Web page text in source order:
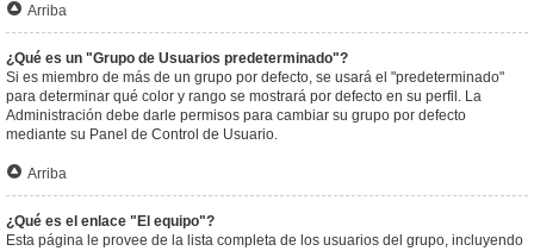
Arriba
¿Qué es un "Grupo de Usuarios predeterminado"?
Si es miembro de más de un grupo por defecto, se usará el "predeterminado"
para determinar qué color y rango se mostrará por defecto en su perfil. La
Administración debe darle permisos para cambiar su grupo por defecto
mediante su Panel de Control de Usuario.
Arriba
¿Qué es el enlace "El equipo"?
Esta página le provee de la lista completa de los usuarios del grupo, incluyendo